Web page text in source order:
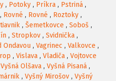
, Potoky , Príkra , Pstriná ,
, Rovné , Rovné , Roztoky ,
, Šemetkovce , Soboš ,
, Stropkov , Svidnička ,
Ondavou , Vagrinec , Valkovce ,
, Vislava , Vladiča , Vojtovce
Vyšná Olšava , Vyšná Pisaná ,
, Vyšný Mirošov , Vyšný